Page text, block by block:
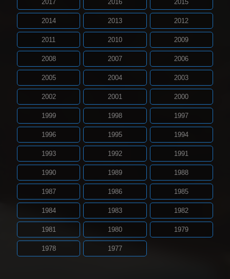
2017 2016 2015
2014 2013 2012
2011 2010 2009
2008 2007 2006
2005 2004 2003
2002 2001 2000
1999 1998 1997
1996 1995 1994
1993 1992 1991
1990 1989 1988
1987 1986 1985
1984 1983 1982
1981 1980 1979
1978 1977